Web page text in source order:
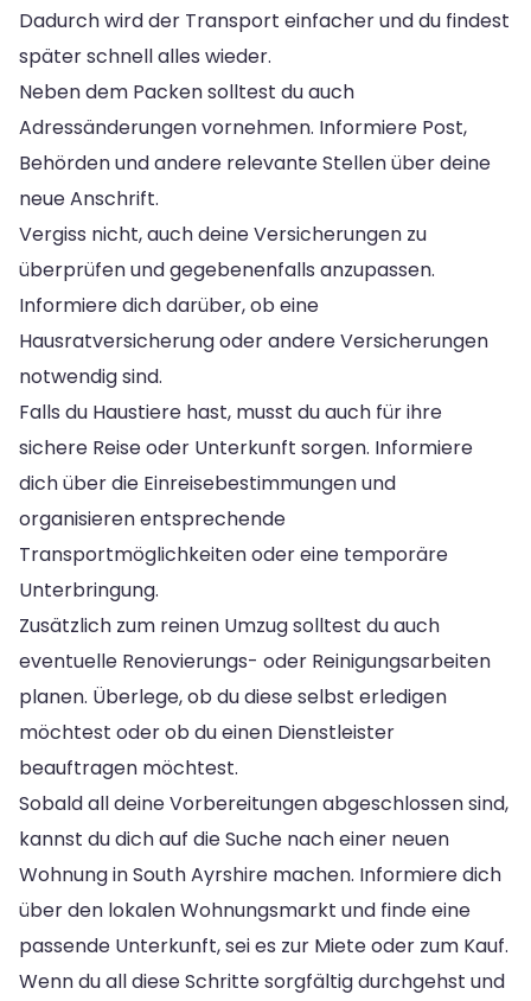
Dadurch wird der Transport einfacher und du findest
später schnell alles wieder.
Neben dem Packen solltest du auch
Adressänderungen vornehmen. Informiere Post,
Behörden und andere relevante Stellen über deine
neue Anschrift.
Vergiss nicht, auch deine Versicherungen zu
überprüfen und gegebenenfalls anzupassen.
Informiere dich darüber, ob eine
Hausratversicherung oder andere Versicherungen
notwendig sind.
Falls du Haustiere hast, musst du auch für ihre
sichere Reise oder Unterkunft sorgen. Informiere
dich über die Einreisebestimmungen und
organisieren entsprechende
Transportmöglichkeiten oder eine temporäre
Unterbringung.
Zusätzlich zum reinen Umzug solltest du auch
eventuelle Renovierungs- oder Reinigungsarbeiten
planen. Überlege, ob du diese selbst erledigen
möchtest oder ob du einen Dienstleister
beauftragen möchtest.
Sobald all deine Vorbereitungen abgeschlossen sind,
kannst du dich auf die Suche nach einer neuen
Wohnung in South Ayrshire machen. Informiere dich
über den lokalen Wohnungsmarkt und finde eine
passende Unterkunft, sei es zur Miete oder zum Kauf.
Wenn du all diese Schritte sorgfältig durchgehst und